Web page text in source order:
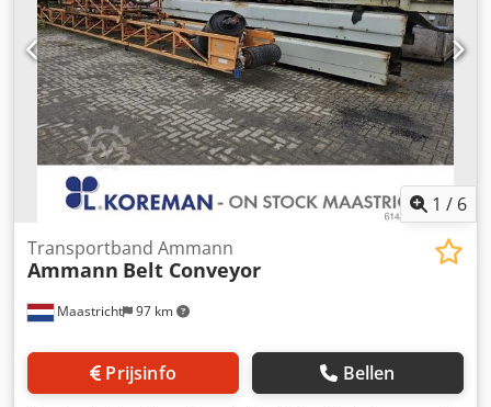
2920 Codpfx Amoy Sifye Eerf • Bouwjaar: 1999 • Motor:
HATZ Diesel • Motortype: 1B30-6 • Vermogen: 5 kW •
Bedrijfsgewicht: 190 kg • Handstart • Made in Germany
Toepassingen: • Verdichten van straatstenen •
Straatwerkzaamheden • Wegenbouw • Verdichten van
grond en zandlaag • Graafwerken en funderingen Staat:
Gebruikte, complete machine. HATZ motor – een duurzame
en gewaardeerde dieselunit.
1 / 6
Maastricht 97 km
Transportband Ammann
Ammann Belt Conveyor
Prijsinfo Bellen